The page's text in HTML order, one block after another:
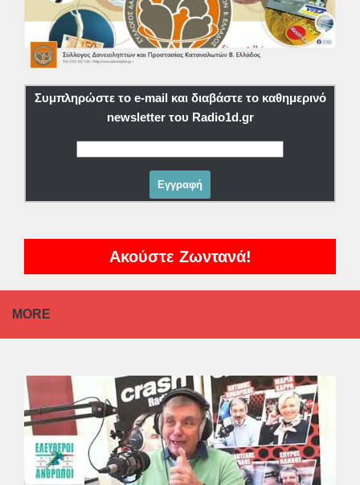
Συμπληρώστε το e-mail και διαβάστε το καθημερινό
newsletter του Radio1d.gr
Ακούστε Ζωντανά!
MORE